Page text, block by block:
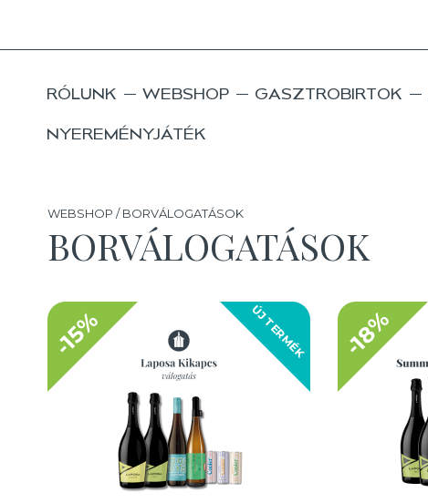
RÓLUNK WEBSHOP GASZTROBIRTOK
NYEREMÉNYJÁTÉK
WEBSHOP / BORVÁLOGATÁSOK
BORVÁLOGATÁSOK
ÚJ TERMÉK
-15% -18%